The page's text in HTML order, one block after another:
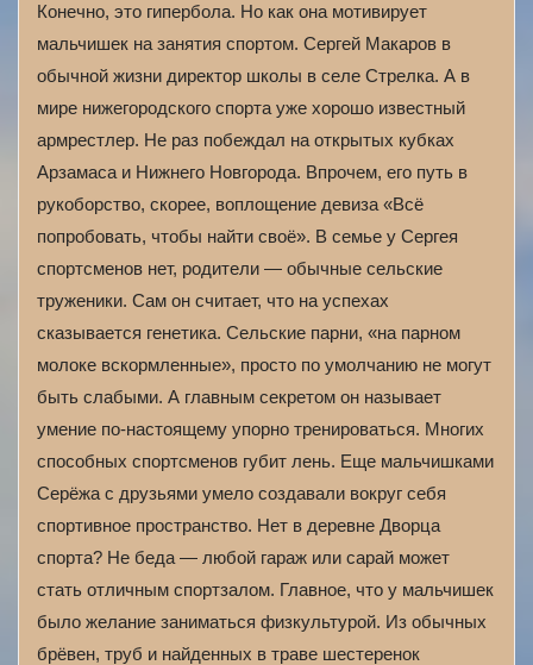
Конечно, это гипербола. Но как она мотивирует
мальчишек на занятия спортом. Сергей Макаров в
обычной жизни директор школы в селе Стрелка. А в
мире нижегородского спорта уже хорошо известный
армрестлер. Не раз побеждал на открытых кубках
Арзамаса и Нижнего Новгорода. Впрочем, его путь в
рукоборство, скорее, воплощение девиза «Всё
попробовать, чтобы найти своё». В семье у Сергея
спортсменов нет, родители — обычные сельские
труженики. Сам он считает, что на успехах
сказывается генетика. Сельские парни, «на парном
молоке вскормленные», просто по умолчанию не могут
быть слабыми. А главным секретом он называет
умение по-настоящему упорно тренироваться. Многих
способных спортсменов губит лень. Еще мальчишками
Серёжа с друзьями умело создавали вокруг себя
спортивное пространство. Нет в деревне Дворца
спорта? Не беда — любой гараж или сарай может
стать отличным спортзалом. Главное, что у мальчишек
было желание заниматься физкультурой. Из обычных
брёвен, труб и найденных в траве шестеренок